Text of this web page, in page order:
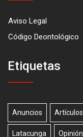
Aviso Legal
Código Deontológico
Etiquetas
Anuncios Artículos
Latacunga Opinión